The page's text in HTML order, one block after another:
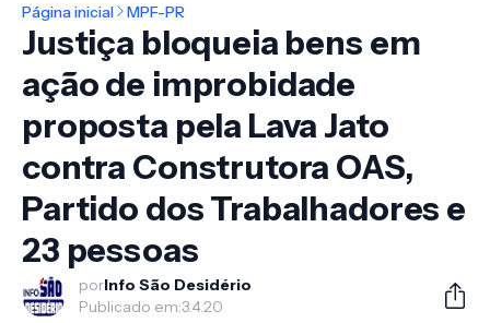
Página inicial MPF-PR
Justiça bloqueia bens em
ação de improbidade
proposta pela Lava Jato
contra Construtora OAS,
Partido dos Trabalhadores e
23 pessoas
porInfo São Desidério
Publicado em:3.4.20